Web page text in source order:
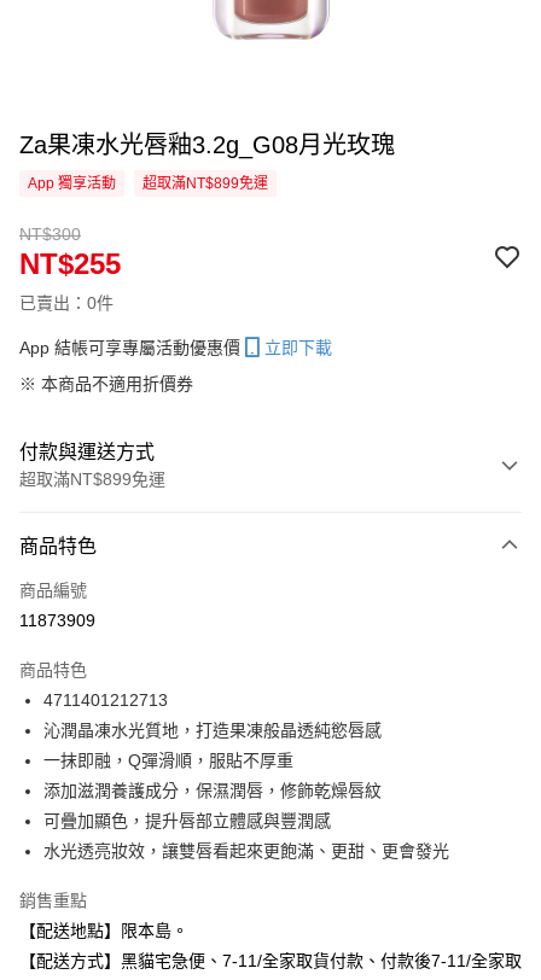
Za果凍水光唇釉3.2g_G08月光玫瑰
App 獨享活動 超取滿NT$899免運
NT$300
NT$255
已賣出：0件
App 結帳可享專屬活動優惠價
立即下載
※ 本商品不適用折價券
付款與運送方式
超取滿NT$899免運
信用卡一次付款
信用卡分期付款
合作金庫商業銀行
華南商業銀行
上海商業儲蓄銀行
台北富邦商業銀行
國泰世華商業銀行
兆豐國際商業銀行
臺灣中小企業銀行
台中商業銀行
匯豐（台灣）商業銀行
華泰商業銀行
聯邦商業銀行
遠東國際商業銀行
元大商業銀行
永豐商業銀行
台新國際商業銀行
台灣樂天信用卡公司
LINE Pay
Apple Pay
街口支付
Google Pay
全盈+PAY
商品特色
商品編號
11873909
商品特色
4711401212713
沁潤晶凍水光質地，打造果凍般晶透純慾唇感
一抹即融，Q彈滑順，服貼不厚重
添加滋潤養護成分，保濕潤唇，修飾乾燥唇紋
可疊加顯色，提升唇部立體感與豐潤感
水光透亮妝效，讓雙唇看起來更飽滿、更甜、更會發光
銷售重點
【配送地點】限本島。
【配送方式】黑貓宅急便、7-11/全家取貨付款、付款後7-11/全家取